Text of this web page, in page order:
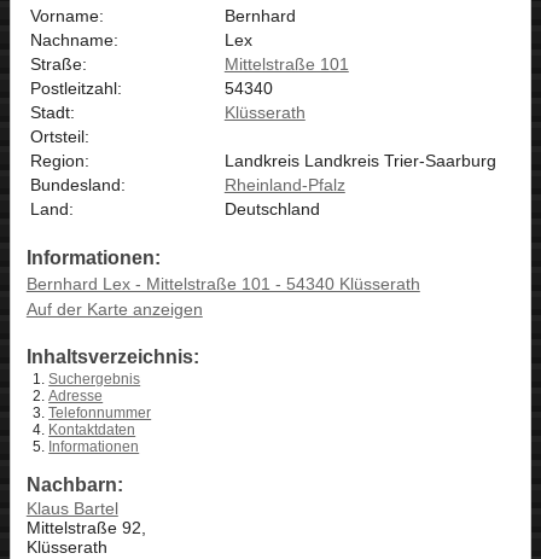
Vorname:
Bernhard
Nachname:
Lex
Straße:
Mittelstraße 101
Postleitzahl:
54340
Stadt:
Klüsserath
Ortsteil:
Region:
Landkreis Landkreis Trier-Saarburg
Bundesland:
Rheinland-Pfalz
Land:
Deutschland
Informationen:
Bernhard Lex - Mittelstraße 101 - 54340 Klüsserath
Auf der Karte anzeigen
Inhaltsverzeichnis:
Suchergebnis
Adresse
Telefonnummer
Kontaktdaten
Informationen
Nachbarn:
Klaus Bartel
Mittelstraße 92,
Klüsserath